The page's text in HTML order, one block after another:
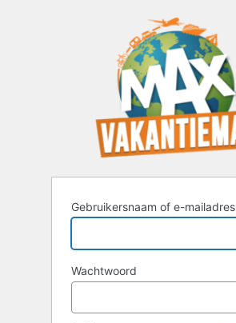
Gebruikersnaam of e-mailadres
Wachtwoord